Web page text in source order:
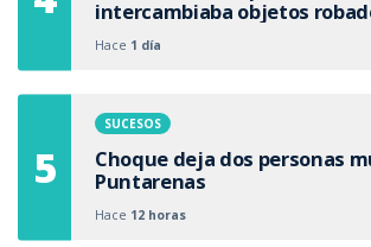
intercambiaba objetos
en San Carlos
Hace 1 día
SUCESOS
Choque deja dos personas
Puntarenas
Hace 12 horas